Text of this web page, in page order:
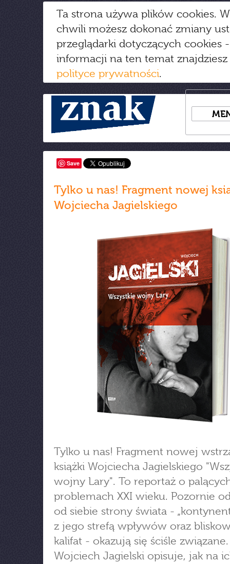
Ta strona używa plików cookies.
chwili możesz dokonać zmiany
przeglądarki dotyczących cookies
informacji na ten temat
polityce prywatności.
Save
Tylko u nas! Fragment nowej
Wojciecha Jagielskiego
Tylko u nas! Fragment nowej
książki Wojciecha Jagielskiego
wojny Lary". To reportaż o
problemach XXI wieku. Pozornie
od siebie strony świata -
z jego strefą wpływów oraz
kalifat - okazują się ściśle związane.
Wojciech Jagielski opisuje, jak na